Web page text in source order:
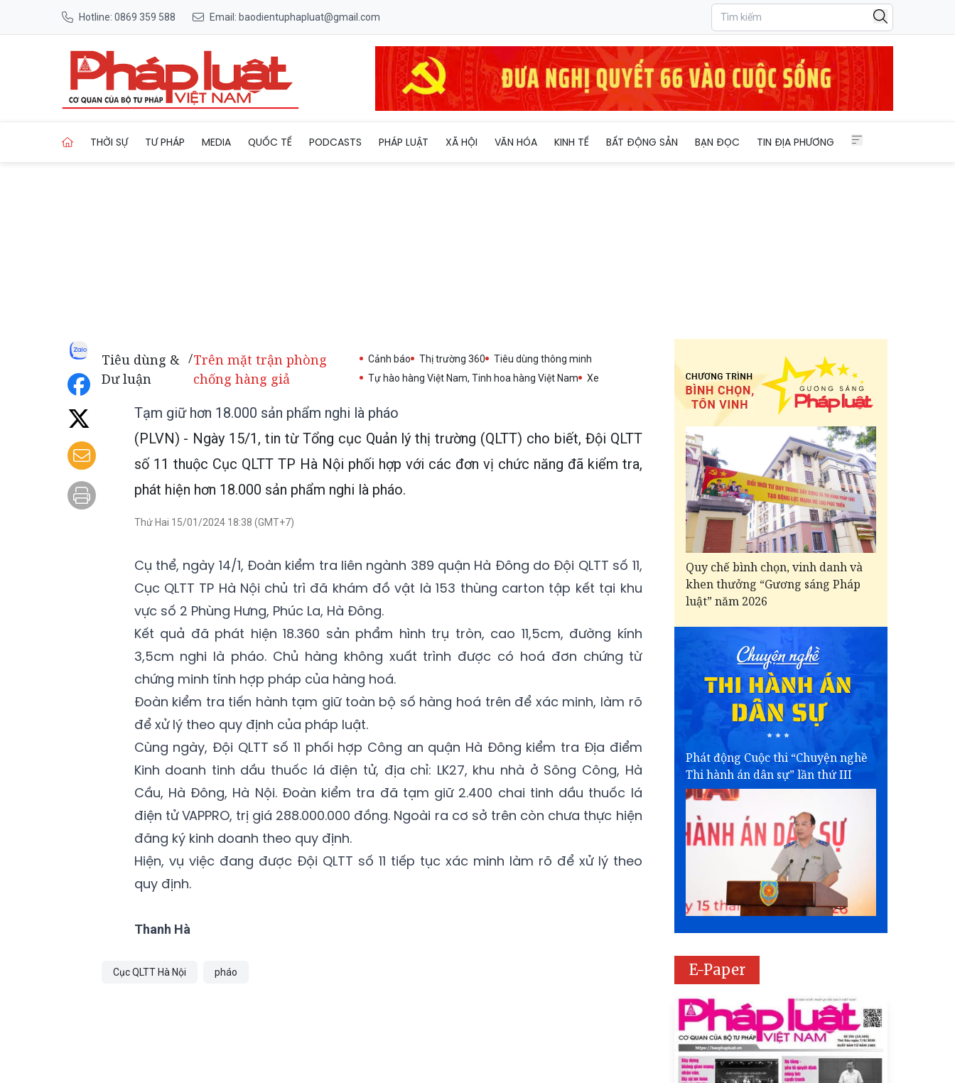
Hotline: 0869 359 588 Email: baodientuphapluat@gmail.com
THỜI SỰ TƯ PHÁP MEDIA QUỐC TẾ PODCASTS PHÁP LUẬT XÃ HỘI VĂN HÓA KINH TẾ BẤT ĐỘNG SẢN BẠN ĐỌC TIN ĐỊA PHƯƠNG
Tiêu dùng &
Dư luận
/Trên mặt trận phòng
chống hàng giả
Cảnh báo Thị trường 360
Tiêu dùng thông minh
Tự hào hàng Việt Nam, Tinh hoa hàng Việt Nam
Xe
Tạm giữ hơn 18.000 sản phẩm nghi là pháo
(PLVN) - Ngày 15/1, tin từ Tổng cục Quản lý thị trường (QLTT) cho biết, Đội QLTT
số 11 thuộc Cục QLTT TP Hà Nội phối hợp với các đơn vị chức năng đã kiểm tra,
phát hiện hơn 18.000 sản phẩm nghi là pháo.
Thứ Hai 15/01/2024 18:38 (GMT+7)
Cụ thể, ngày 14/1, Đoàn kiểm tra liên ngành 389 quận Hà Đông do Đội QLTT số 11,
Cục QLTT TP Hà Nội chủ trì đã khám đồ vật là 153 thùng carton tập kết tại khu
vực số 2 Phùng Hưng, Phúc La, Hà Đông.
Kết quả đã phát hiện 18.360 sản phẩm hình trụ tròn, cao 11,5cm, đường kính
3,5cm nghi là pháo. Chủ hàng không xuất trình được có hoá đơn chứng từ
chứng minh tính hợp pháp của hàng hoá.
Đoàn kiểm tra tiến hành tạm giữ toàn bộ số hàng hoá trên để xác minh, làm rõ
để xử lý theo quy định của pháp luật.
Cùng ngày, Đội QLTT số 11 phối hợp Công an quận Hà Đông kiểm tra Địa điểm
Kinh doanh tinh dầu thuốc lá điện tử, địa chỉ: LK27, khu nhà ở Sông Công, Hà
Cầu, Hà Đông, Hà Nội. Đoàn kiểm tra đã tạm giữ 2.400 chai tinh dầu thuốc lá
điện tử VAPPRO, trị giá 288.000.000 đồng. Ngoài ra cơ sở trên còn chưa thực hiện
đăng ký kinh doanh theo quy định.
Hiện, vụ việc đang được Đội QLTT số 11 tiếp tục xác minh làm rõ để xử lý theo
quy định.
Thanh Hà
Cục QLTT Hà Nội pháo
Quy chế bình chọn, vinh danh và
khen thưởng “Gương sáng Pháp
luật” năm 2026
Phát động Cuộc thi “Chuyện nghề
Thi hành án dân sự” lần thứ III
E-Paper